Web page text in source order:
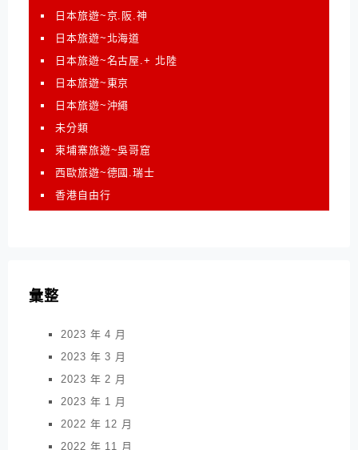
日本旅遊~京.阪.神
日本旅遊~北海道
日本旅遊~名古屋.+ 北陸
日本旅遊~東京
日本旅遊~沖繩
未分類
柬埔寨旅遊~吳哥窟
西歐旅遊~德國.瑞士
香港自由行
彙整
2023 年 4 月
2023 年 3 月
2023 年 2 月
2023 年 1 月
2022 年 12 月
2022 年 11 月